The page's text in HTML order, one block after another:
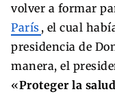
volver a formar
París , el cual
presidencia de
manera, el
«Proteger la